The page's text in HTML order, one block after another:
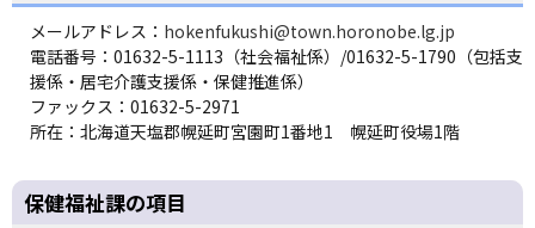
メールアドレス： hokenfukushi@town.horonobe.lg.jp
電話番号：01632-5-1113（社会福祉係）/01632-5-1790（包括支
援係・居宅介護支援係・保健推進係）
ファックス：01632-5-2971
所在：北海道天塩郡幌延町宮園町1番地1 幌延町役場1階
ペ
ー
保健福祉課の項目